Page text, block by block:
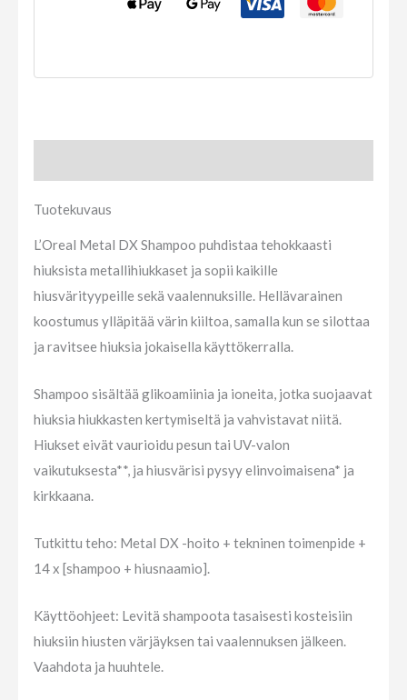
Tuotekuvaus
L’Oreal Metal DX Shampoo puhdistaa tehokkaasti
hiuksista metallihiukkaset ja sopii kaikille
hiusvärityypeille sekä vaalennuksille. Hellävarainen
koostumus ylläpitää värin kiiltoa, samalla kun se silottaa
ja ravitsee hiuksia jokaisella käyttökerralla.
Shampoo sisältää glikoamiinia ja ioneita, jotka suojaavat
hiuksia hiukkasten kertymiseltä ja vahvistavat niitä.
Hiukset eivät vaurioidu pesun tai UV-valon
vaikutuksesta**, ja hiusvärisi pysyy elinvoimaisena* ja
kirkkaana.
Tutkittu teho: Metal DX -hoito + tekninen toimenpide +
14 x [shampoo + hiusnaamio].
Käyttöohjeet: Levitä shampoota tasaisesti kosteisiin
hiuksiin hiusten värjäyksen tai vaalennuksen jälkeen.
Vaahdota ja huuhtele.